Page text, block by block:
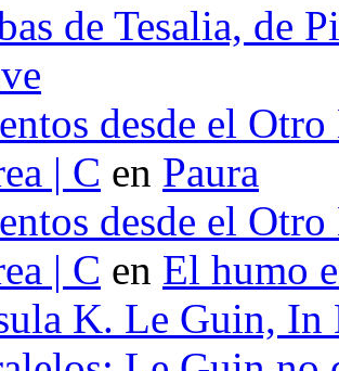
de Tesalia, de
desde el
| C en Paura
desde el
| C en El humo
K. Le Guin, In